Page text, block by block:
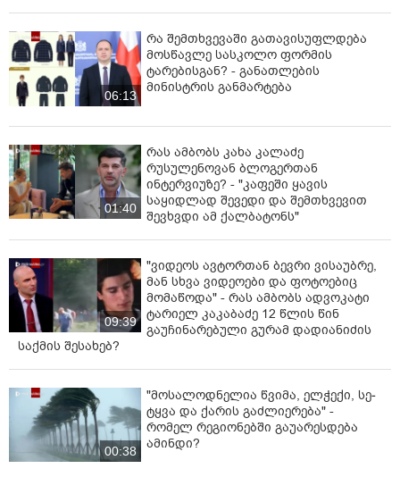
06:13
რა შემთხვევაში გათავისუფლდება
მოსწავლე სასკოლო ფორმის
ტარებისგან? - განათლების
მინისტრის განმარტება
01:40
რას ამბობს კახა კალაძე
რუსულენოვან ბლოგერთან
ინტერვიუზე? - "კაფეში ყავის
საყიდლად შევედი და შემთხვევით
შევხვდი ამ ქალბატონს"
09:39
"ვიდეოს ავტორთან ბევრი ვისაუბრე,
მან სხვა ვიდეოები და ფოტოებიც
მომაწოდა" - რას ამბობს ადვოკატი
ტარიელ კაკაბაძე 12 წლის წინ
გაუჩინარებული გურამ დადიანიძის
საქმის შესახებ?
00:38
"მოსალოდნელია წვიმა, ელ­ჭე­ქი, სე­
ტყვა და ქა­რის გაძ­ლი­ე­რე­ბა" -
რომელ რეგიონებში გაუარესდება
ამინდი?